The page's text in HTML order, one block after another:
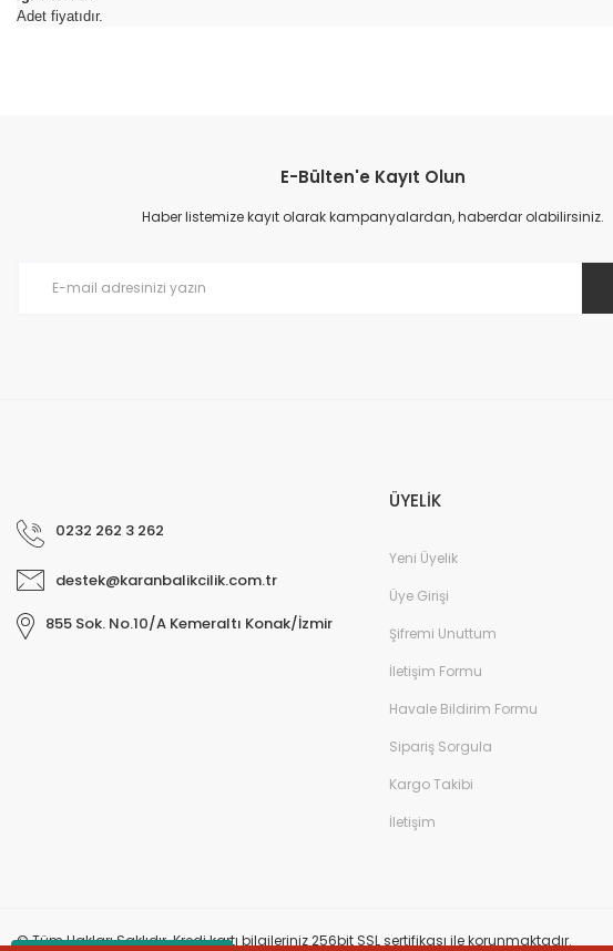
Adet fiyatıdır.
Ürün resmi kalitesiz, bozuk veya görüntülenemiyor.
Ürün açıklamasında eksik bilgiler bulunuyor.
E-Bülten'e Kayıt Olun
Haber listemize kayıt olarak kampanyalardan, haberdar olabilirsiniz.
0232 262 3 262
destek@karanbalikcilik.com.tr
855 Sok. No.10/A Kemeraltı Konak/İzmir
ÜYELİK
Yeni Üyelik
Üye Girişi
Şifremi Unuttum
İletişim Formu
Havale Bildirim Formu
Sipariş Sorgula
Kargo Takibi
İletişim
© Tüm Hakları Saklıdır. Kredi kartı bilgileriniz 256bit SSL sertifikası ile korunmaktadır.